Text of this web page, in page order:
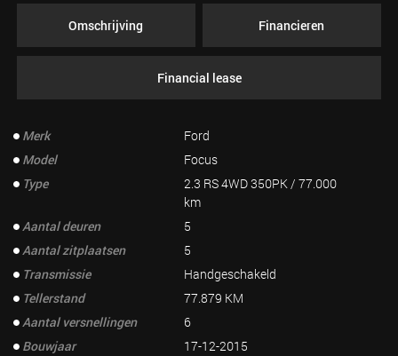
Omschrijving Financieren
Financial lease
Merk
Ford
Model
Focus
Type
2.3 RS 4WD 350PK / 77.000
km
Aantal deuren
5
Aantal zitplaatsen
5
Transmissie
Handgeschakeld
Tellerstand
77.879 KM
Aantal versnellingen
6
Bouwjaar
17-12-2015